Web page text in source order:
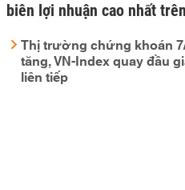
biên lợi nhuận cao nhất
Thị trường chứng khoán
tăng, VN-Index quay đầu
liên tiếp